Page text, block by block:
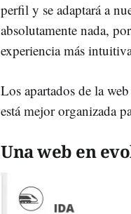
perfil y se adaptará a
absolutamente nada,
experiencia más
Los apartados de la
está mejor organizada
Una web en